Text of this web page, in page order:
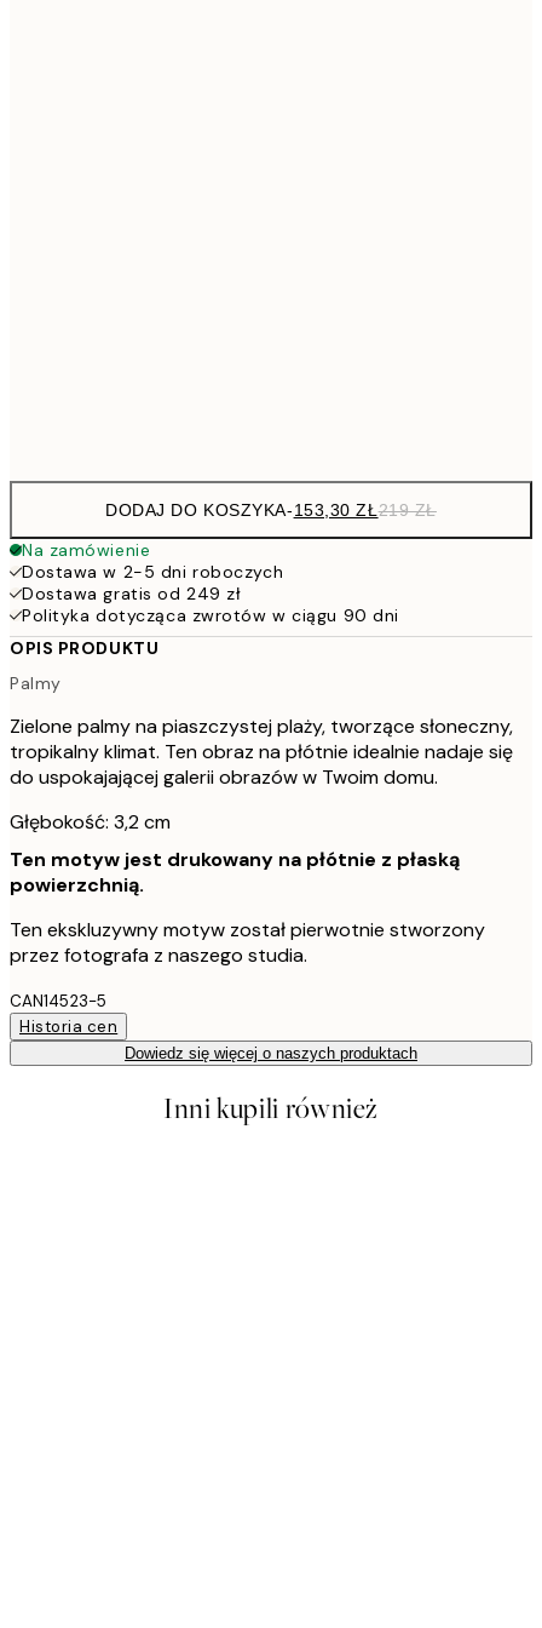
DODAJ DO KOSZYKA-153,30 ZŁ219 ZŁ
Na zamówienie
Dostawa w 2-5 dni roboczych
Dostawa gratis od 249 zł
Polityka dotycząca zwrotów w ciągu 90 dni
OPIS PRODUKTU
Palmy
Zielone palmy na piaszczystej plaży, tworzące słoneczny,
tropikalny klimat. Ten obraz na płótnie idealnie nadaje się
do uspokajającej galerii obrazów w Twoim domu.
Głębokość: 3,2 cm
Ten motyw jest drukowany na płótnie z płaską
powierzchnią.
Ten ekskluzywny motyw został pierwotnie stworzony
przez fotografa z naszego studia.
CAN14523-5
Historia cen
Dowiedz się więcej o naszych produktach
Inni kupili również